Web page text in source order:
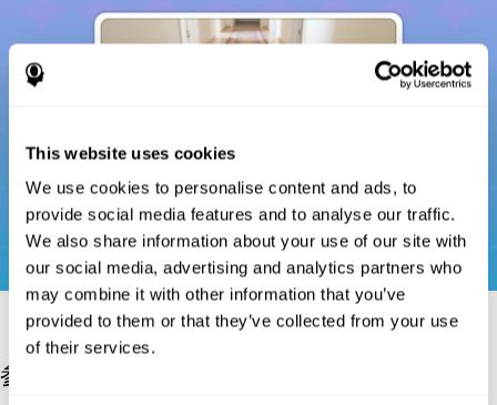
This website uses cookies
We use cookies to personalise content and ads, to
provide social media features and to analyse our traffic.
We also share information about your use of our site with
our social media, advertising and analytics partners who
may combine it with other information that you’ve
provided to them or that they’ve collected from your use
of their services.
参考